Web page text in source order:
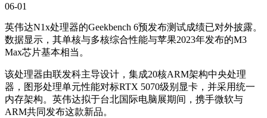
06-01
英伟达N1x处理器的Geekbench 6预发布测试成绩已对外披露。
数据显示，其单核与多核综合性能与苹果2023年发布的M3
Max芯片基本相当。
该处理器由联发科主导设计，集成20核ARM架构中央处理
器，图形处理单元性能对标RTX 5070级别显卡，并采用统一
内存架构。英伟达拟于台北国际电脑展期间，携手微软与
ARM共同发布这款新品。